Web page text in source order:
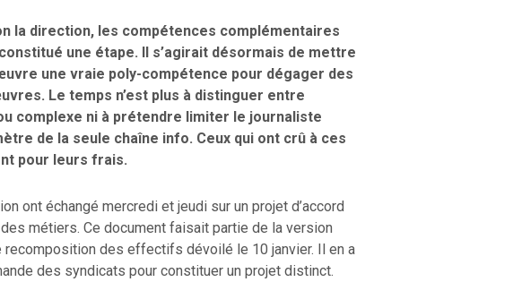
la direction, les compétences complémentaires
une étape. Il s’agirait désormais de mettre
une vraie poly-compétence pour dégager des
Le temps n’est plus à distinguer entre
complexe ni à prétendre limiter le journaliste
de la seule chaîne info. Ceux qui ont crû à ces
pour leurs frais.
ont échangé mercredi et jeudi sur un projet d’accord
métiers. Ce document faisait partie de la version
recomposition des effectifs dévoilé le 10 janvier. Il en a
des syndicats pour constituer un projet distinct.